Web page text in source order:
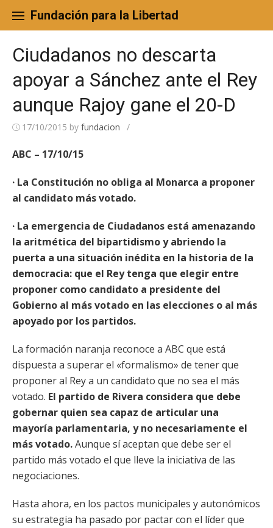
content
Fundación para la Libertad
Ciudadanos no descarta
apoyar a Sánchez ante el Rey
aunque Rajoy gane el 20-D
17/10/2015 by fundacion /
ABC – 17/10/15
· La Constitución no obliga al Monarca a proponer
al candidato más votado.
· La emergencia de Ciudadanos está amenazando
la aritmética del bipartidismo y abriendo la
puerta a una situación inédita en la historia de la
democracia: que el Rey tenga que elegir entre
proponer como candidato a presidente del
Gobierno al más votado en las elecciones o al más
apoyado por los partidos.
La formación naranja reconoce a ABC que está
dispuesta a superar el «formalismo» de tener que
proponer al Rey a un candidato que no sea el más
votado. El partido de Rivera considera que debe
gobernar quien sea capaz de articular una
mayoría parlamentaria, y no necesariamente el
más votado.Aunque sí aceptan que debe ser el
partido más votado el que lleve la iniciativa de las
negociaciones.
Hasta ahora, en los pactos municipales y autonómicos
su estrategia ha pasado por pactar con el líder que